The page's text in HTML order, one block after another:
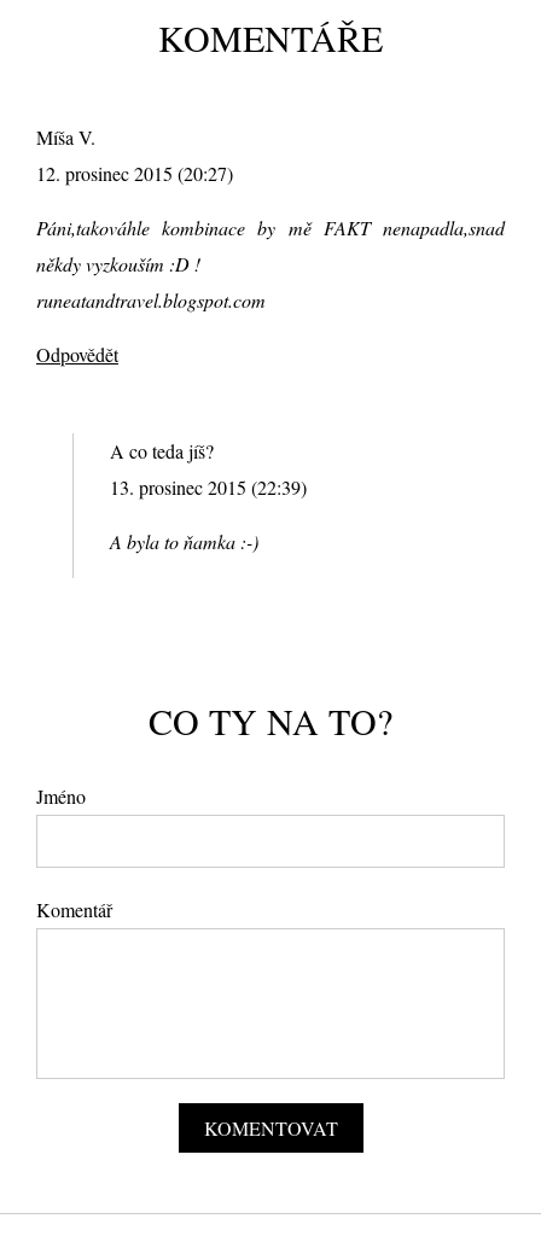
KOMENTÁŘE
Míša V.
12. prosinec 2015 (20:27)
Páni,takováhle kombinace by mě FAKT nenapadla,snad
někdy vyzkouším :D !
runeatandtravel.blogspot.com
Odpovědět
A co teda jíš?
13. prosinec 2015 (22:39)
A byla to ňamka :-)
CO TY NA TO?
Jméno
Komentář